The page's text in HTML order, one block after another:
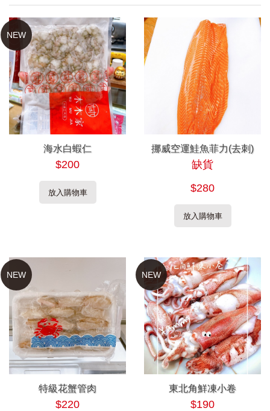
NEW
海水白蝦仁
$200
放入購物車
挪威空運鮭魚菲力(去刺)
缺貨
$280
放入購物車
NEW
特級花蟹管肉
$220
NEW
東北角鮮凍小卷
$190